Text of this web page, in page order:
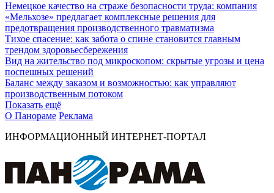
Немецкое качество на страже безопасности труда: компания
«Мельхозе» предлагает комплексные решения для
предотвращения производственного травматизма
Тихое спасение: как забота о спине становится главным
трендом здоровьесбережения
Вид на жительство под микроскопом: скрытые угрозы и цена
поспешных решений
Баланс между заказом и возможностью: как управляют
производственным потоком
Показать ещё
О Панораме Реклама
ИНФОРМАЦИОННЫЙ ИНТЕРНЕТ-ПОРТАЛ